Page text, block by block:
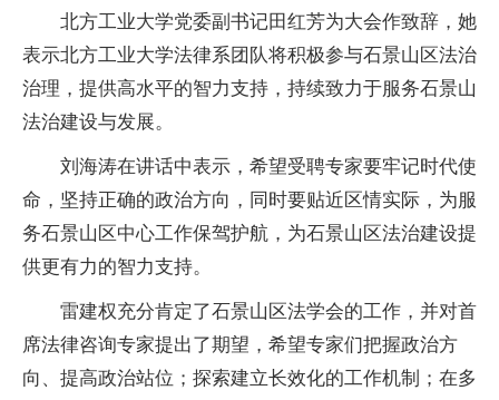
北方工业大学党委副书记田红芳为大会作致辞，她
表示北方工业大学法律系团队将积极参与石景山区法治
治理，提供高水平的智力支持，持续致力于服务石景山
法治建设与发展。
刘海涛在讲话中表示，希望受聘专家要牢记时代使
命，坚持正确的政治方向，同时要贴近区情实际，为服
务石景山区中心工作保驾护航，为石景山区法治建设提
供更有力的智力支持。
雷建权充分肯定了石景山区法学会的工作，并对首
席法律咨询专家提出了期望，希望专家们把握政治方
向、提高政治站位；探索建立长效化的工作机制；在多